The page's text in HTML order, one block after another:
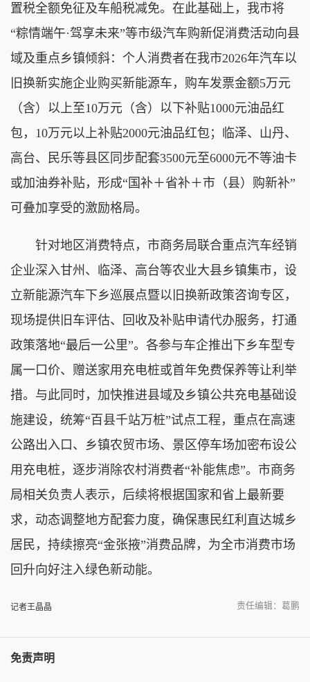
置税全额免征及车船税减免。在此基础上，我市将
“粽情端午·驾享未来”等市级汽车购新促消费活动向县
域及重点乡镇倾斜：个人消费者在我市2026年汽车以
旧换新实施企业购买新能源车，购车发票金额5万元
（含）以上至10万元（含）以下补贴1000元油品红
包，10万元以上补贴2000元油品红包；临泽、山丹、
高台、民乐等县区同步配套3500元至6000元不等油卡
或加油券补贴，形成“国补＋省补＋市（县）购新补”
可叠加享受的激励格局。
针对地区消费特点，市商务局联合重点汽车经销
企业深入甘州、临泽、高台等农业大县乡镇集市，设
立新能源汽车下乡巡展点暨以旧换新政策咨询专区，
现场提供旧车评估、回收及补贴申请代办服务，打通
政策落地“最后一公里”。各参与车企推出下乡车型专
属一口价、赠送家用充电桩或首年免费保养等让利举
措。与此同时，加快推进县域及乡镇公共充电基础设
施建设，统筹“百县千站万桩”试点工程，重点在高速
公路出入口、乡镇农贸市场、景区停车场加密布设公
用充电桩，逐步消除农村消费者“补能焦虑”。市商务
局相关负责人表示，后续将根据国家和省上最新要
求，动态调整地方配套力度，确保惠民红利直达城乡
居民，持续擦亮“金张掖”消费品牌，为全市消费市场
回升向好注入绿色新动能。
记者王晶晶 责任编辑：葛鹏
免责声明